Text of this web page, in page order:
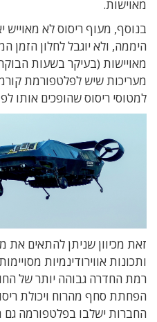
מאוישות.
בנוסף, מעוף ריסוס לא
היממה, ולא יוגבל לחלון הזמן
מאויישות (בעיקר בשעות
מעריכות שיש לפלטפורמת
למטוסי ריסוס שהופכים אותו
זאת מכיוון שניתן להתאים את
ותכונות אווירודינמיות
רמת החדרה גבוהה יותר של
הפחתת סחף מהרוח ויכולת
החברות ישלבו בפלטפורמה גם